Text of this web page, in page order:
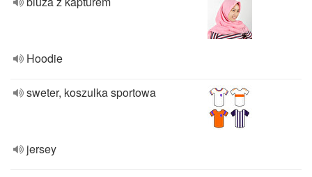
Hoodie
sweter, koszulka sportowa
jersey